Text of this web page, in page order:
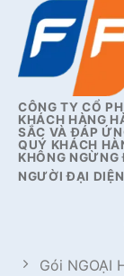
CÔNG TY CỔ
KHÁCH HÀNG
SẮC VÀ ĐÁP
QUÝ KHÁCH
KHÔNG
NGƯỜI ĐẠI
Gói NGOẠI